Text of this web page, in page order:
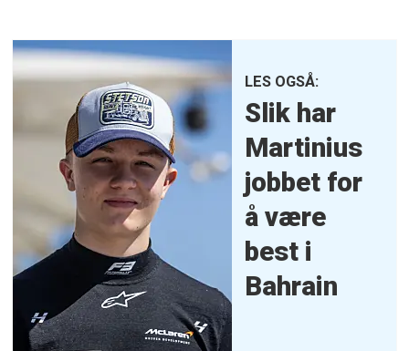
LES OGSÅ:
Slik har
Martinius
jobbet for
å være
best i
Bahrain